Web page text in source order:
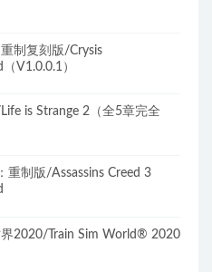
制复刻版/Crysis
V1.0.0.1）
is Strange 2（全5章完全
重制版/Assassins Creed 3
2020/Train Sim World® 2020